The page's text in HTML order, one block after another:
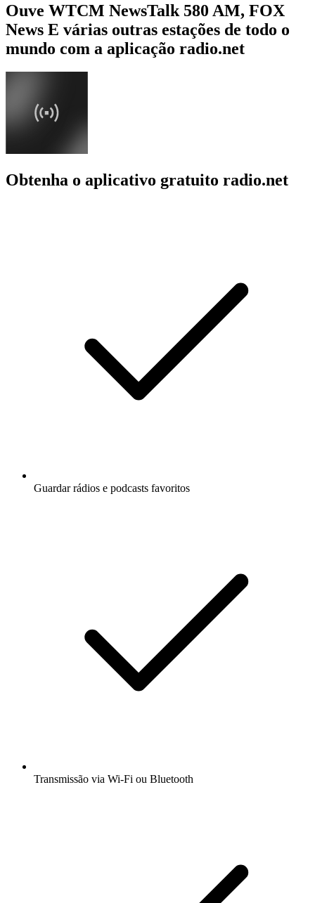
Ouve WTCM NewsTalk 580 AM, FOX
News E várias outras estações de todo o
mundo com a aplicação radio.net
Obtenha o aplicativo gratuito radio.net
Guardar rádios e podcasts favoritos
Transmissão via Wi-Fi ou Bluetooth